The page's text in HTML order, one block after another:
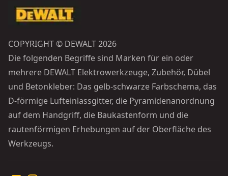
COPYRIGHT © DEWALT 2026
Die folgenden Begriffe sind Marken für ein oder
mehrere DEWALT Elektrowerkzeuge, Zubehör, Dübel
und Betonkleber: Das gelb-schwarze Farbschema, das
D-förmige Lufteinlassgitter, die Pyramidenanordnung
auf dem Handgriff, die Baukastenform und die
rautenförmigen Erhebungen auf der Oberfläche des
Werkzeugs.